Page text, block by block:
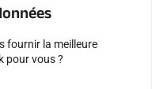
fournir la meilleure
pour vous ?